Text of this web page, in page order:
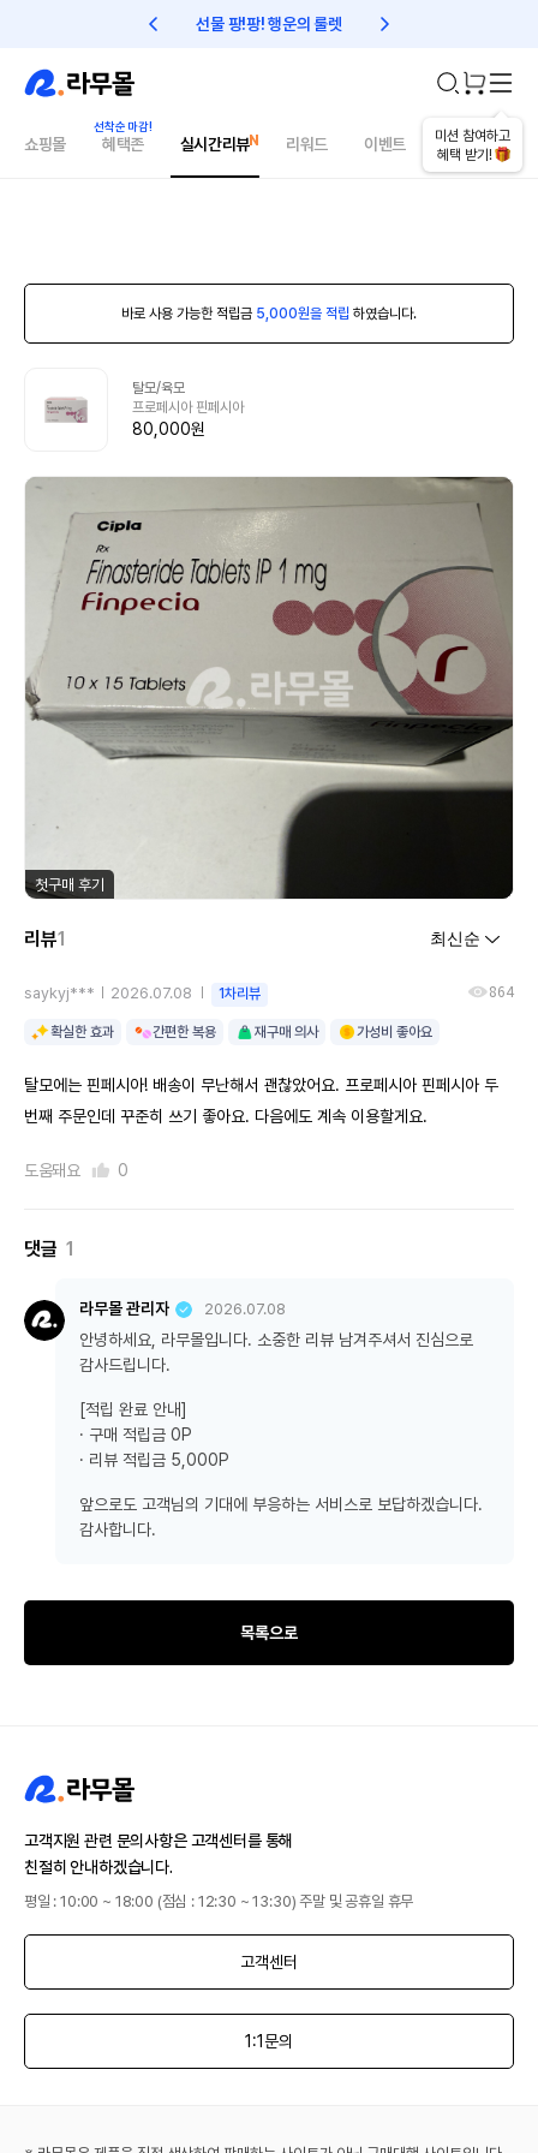
선물 팡!팡! 행운의 룰렛 친구초대 1만원 리워드!
미션 참여하고
혜택 받기!
쇼핑몰 혜택존 실시간리뷰 리워드 이벤트 건강매거진
바로 사용 가능한 적립금 5,000원을 적립 하였습니다.
탈모/육모
프로페시아 핀페시아
80,000원
첫구매 후기
리뷰1
saykyj*** 2026.07.08 1차리뷰 864
확실한 효과 간편한 복용 재구매 의사 가성비 좋아요
탈모에는 핀페시아! 배송이 무난해서 괜찮았어요. 프로페시아 핀페시아 두
번째 주문인데 꾸준히 쓰기 좋아요. 다음에도 계속 이용할게요.
도움돼요 0
댓글 1
라무몰 관리자 2026.07.08
안녕하세요, 라무몰입니다. 소중한 리뷰 남겨주셔서 진심으로
감사드립니다.
[적립 완료 안내]
· 구매 적립금 0P
· 리뷰 적립금 5,000P
앞으로도 고객님의 기대에 부응하는 서비스로 보답하겠습니다.
감사합니다.
목록으로
고객지원 관련 문의사항은 고객센터를 통해
친절히 안내하겠습니다.
평일 : 10:00 ~ 18:00 (점심 : 12:30 ~ 13:30) 주말 및 공휴일 휴무
고객센터
1:1문의